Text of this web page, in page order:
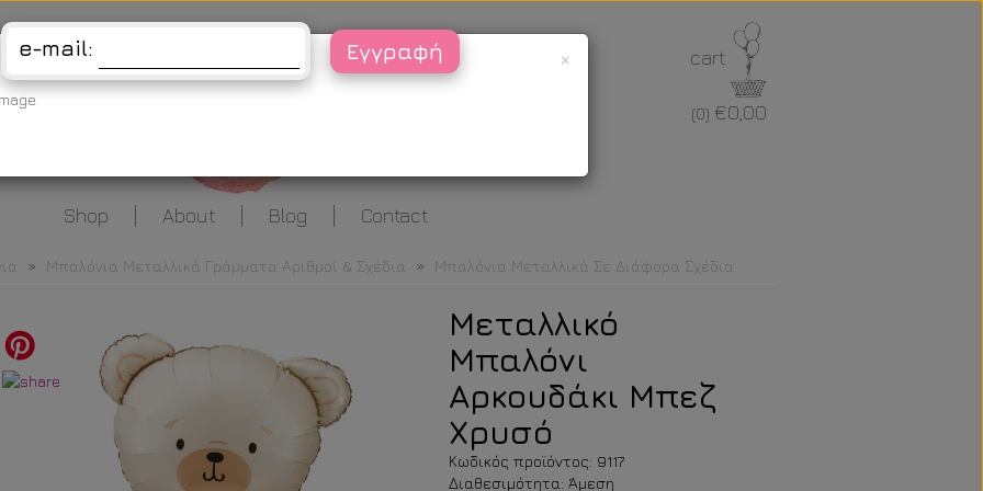
cart
(0) €0,00
Shop About Blog Contact
» Μπαλόνια Μεταλλικά Γράμματα Αριθμοί & Σχέδια » Μπαλόνια Μεταλλικά Σε Διάφορα Σχέδια
Μεταλλικό
Μπαλόνι
Αρκουδάκι Μπεζ
Χρυσό
Κωδικός προϊόντος: 9117
Διαθεσιμότητα: Άμεση
×
e-mail: